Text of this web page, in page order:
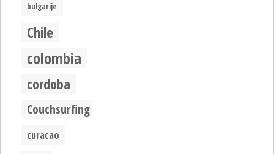
bulgarije
Chile
colombia
cordoba
Couchsurfing
curacao